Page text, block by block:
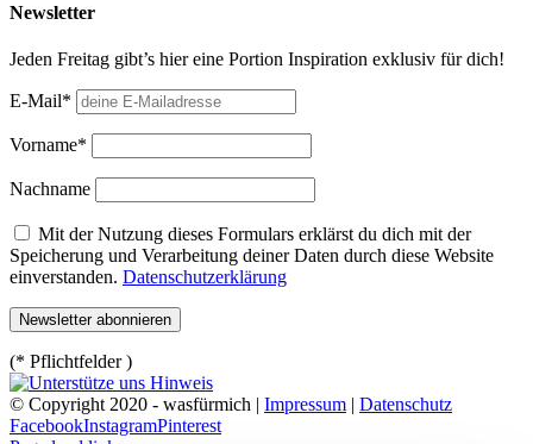
Newsletter
Jeden Freitag gibt’s hier eine Portion Inspiration exklusiv für dich!
E-Mail*
Vorname*
Nachname
Mit der Nutzung dieses Formulars erklärst du dich mit der
Speicherung und Verarbeitung deiner Daten durch diese Website
einverstanden. Datenschutzerklärung
(* Pflichtfelder )
© Copyright 2020 - wasfürmich | Impressum | Datenschutz
FacebookInstagramPinterest